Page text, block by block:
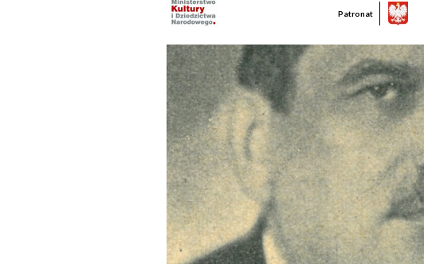
Patronat